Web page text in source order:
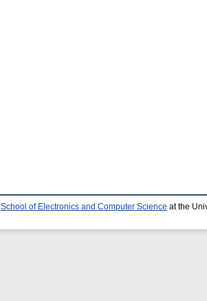
School of Electronics and Computer Science at the